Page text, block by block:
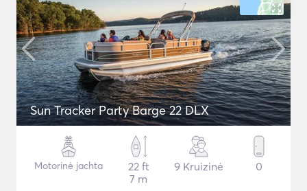
Sun Tracker Party Barge 22 DLX
Motorinė jachta
22 ft
7 m
9 Kruizinė 0